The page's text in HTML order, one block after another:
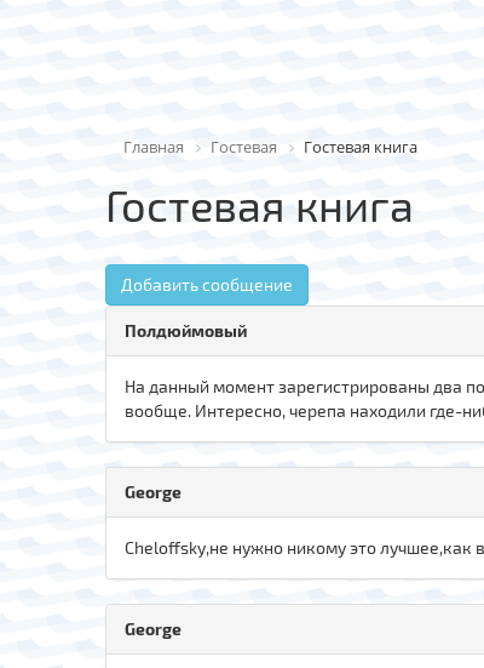
Главная Гостевая Гостевая книга
Гостевая книга
Добавить сообщение
Полдюймовый
На данный момент зарегистрированы два
вообще. Интересно, черепа находили где-
George
Cheloffsky,не нужно никому это лучшее,как
George